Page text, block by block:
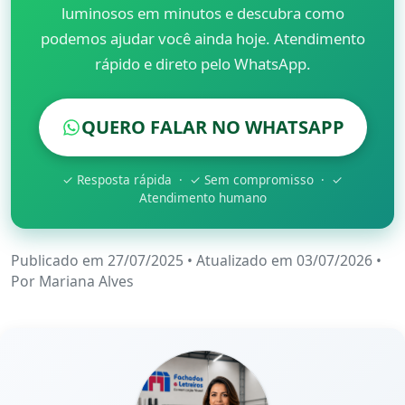
luminosos em minutos e descubra como
podemos ajudar você ainda hoje. Atendimento
rápido e direto pelo WhatsApp.
QUERO FALAR NO WHATSAPP
✓ Resposta rápida · ✓ Sem compromisso · ✓
Atendimento humano
Publicado em 27/07/2025 • Atualizado em 03/07/2026 •
Por Mariana Alves